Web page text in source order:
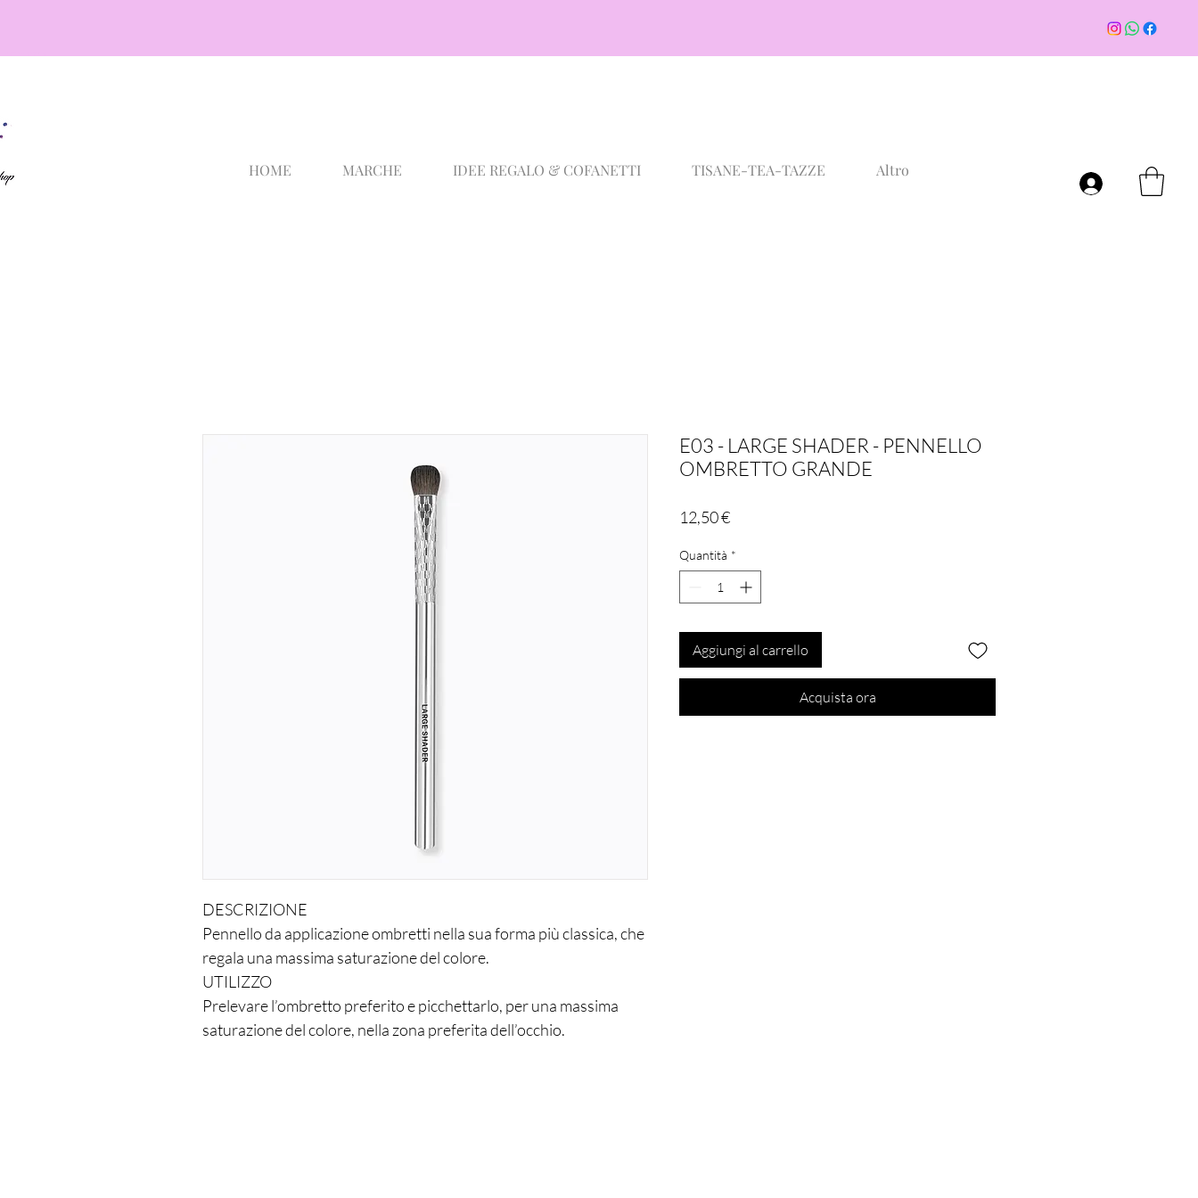
HOME MARCHE IDEE REGALO & COFANETTI TISANE-TEA-TAZZE Altro
Accedi
DESCRIZIONE
Pennello da applicazione ombretti nella sua forma più classica, che
regala una massima saturazione del colore.
UTILIZZO
Prelevare l’ombretto preferito e picchettarlo, per una massima
saturazione del colore, nella zona preferita dell’occhio.
E03 - LARGE SHADER - PENNELLO
OMBRETTO GRANDE
12,50 €Prezzo
Quantità *
Aggiungi al carrello
Acquista ora